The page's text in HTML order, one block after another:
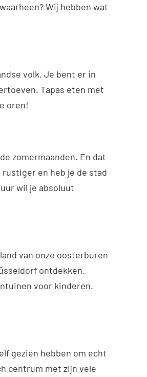
Wij hebben wat
volk. Je bent er in
Tapas eten met
oren!
zomermaanden. En dat
en heb je de stad
wil je absoluut
van onze oosterburen
ontdekken.
voor kinderen.
gezien hebben om echt
centrum met zijn vele